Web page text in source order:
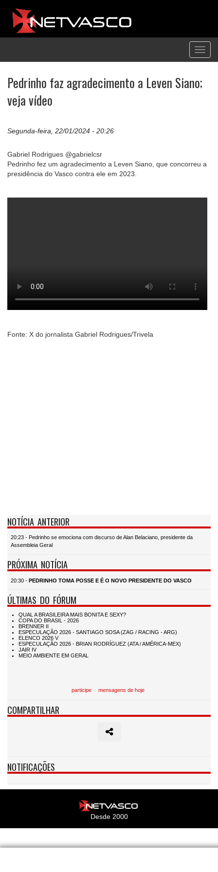
Pedrinho faz agradecimento a Leven Siano;
veja vídeo
Segunda-feira, 22/01/2024 - 20:26
Gabriel Rodrigues @gabrielcsr
Pedrinho fez um agradecimento a Leven Siano, que concorreu a
presidência do Vasco contra ele em 2023.
Fonte: X do jornalista Gabriel Rodrigues/Trivela
NOTÍCIA ANTERIOR
20:23 - Pedrinho se emociona com discurso de Alan Belaciano, presidente da
Assembleia Geral
PRÓXIMA NOTÍCIA
20:30 - PEDRINHO TOMA POSSE E É O NOVO PRESIDENTE DO VASCO
ÚLTIMAS DO FÓRUM
participe mensagens de hoje
COMPARTILHAR
NOTIFICAÇÕES
Desde 2000